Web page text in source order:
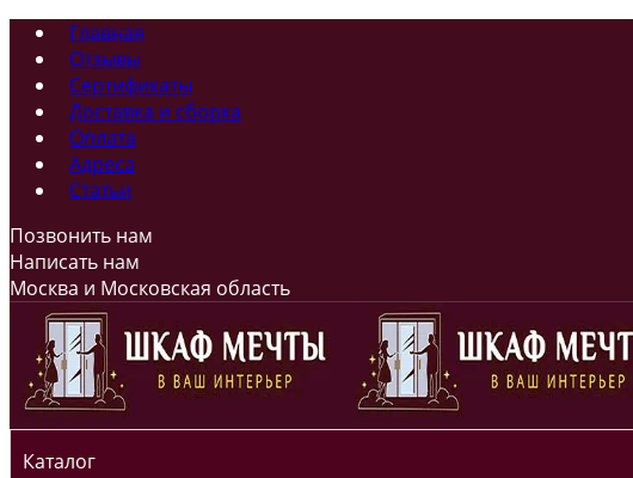
Главная
Отзывы
Сертификаты
Доставка и сборка
Оплата
Адреса
Статьи
Позвонить нам
Написать нам
Москва и Московская область
Каталог